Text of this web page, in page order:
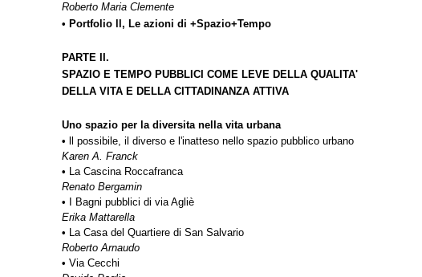
Roberto Maria Clemente
• Portfolio ll, Le azioni di +Spazio+Tempo
PARTE II.
SPAZIO E TEMPO PUBBLICI COME LEVE DELLA QUALITA'
DELLA VITA E DELLA CITTADINANZA ATTIVA
Uno spazio per la diversita nella vita urbana
•
ll possibile, il diverso e l'inatteso nello spazio pubblico urbano
Karen A. Franck
• La Cascina Roccafranca
Renato Bergamin
•
I Bagni pubblici di via Agliè
Erika Mattarella
• La Casa del Quartiere di San Salvario
Roberto Arnaudo
• Via Cecchi